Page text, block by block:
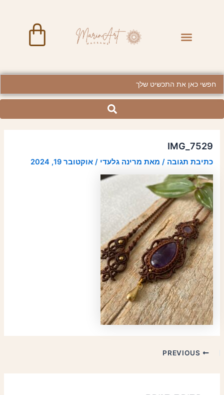
Menu
IMG_7529
כתיבת תגובה / מאת מרינה גלעדי/אוקטובר 19, 2024